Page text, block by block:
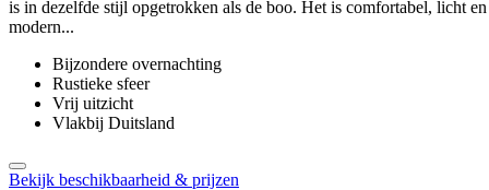
is in dezelfde stijl opgetrokken als de boo. Het is comfortabel, licht en
modern...
Bijzondere overnachting
Rustieke sfeer
Vrij uitzicht
Vlakbij Duitsland
Bekijk beschikbaarheid & prijzen